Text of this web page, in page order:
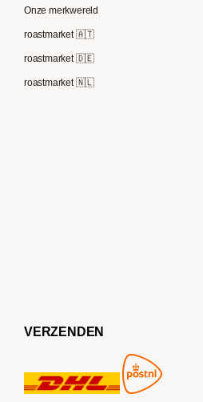
Onze merkwereld
roastmarket 🇦🇹
roastmarket 🇩🇪
roastmarket 🇳🇱
VERZENDEN